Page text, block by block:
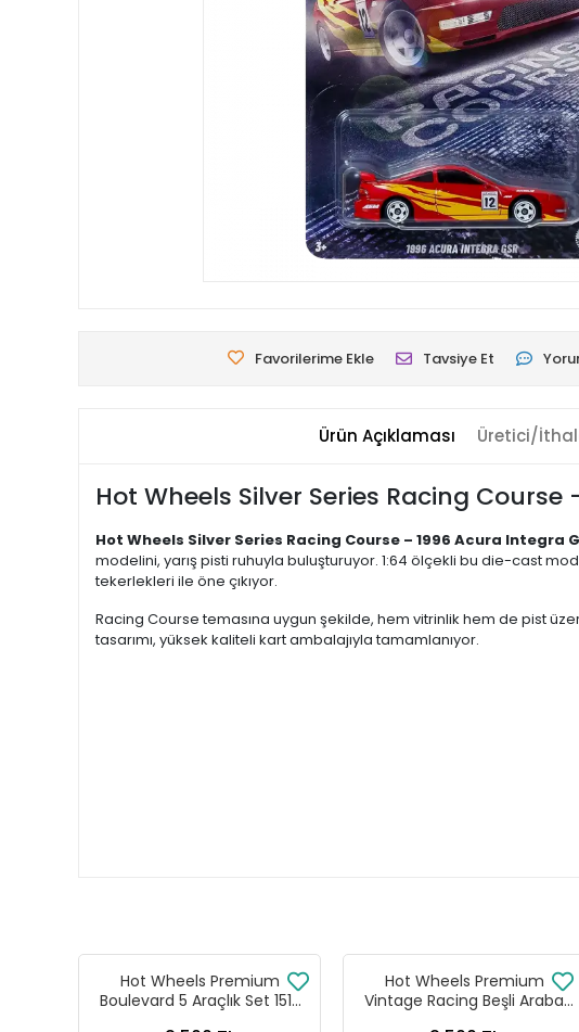
Favorilerime Ekle Tavsiye Et
Ürün Açıklaması Üretici/
Hot Wheels Silver Series Racing
Hot Wheels Silver Series Racing Course – 1996 Acura Integra
modelini, yarış pisti ruhuyla buluşturuyor. 1:64 ölçekli bu die-cast
tekerlekleri ile öne çıkıyor.
Racing Course temasına uygun şekilde, hem vitrinlik hem de pist
tasarımı, yüksek kaliteli kart ambalajıyla tamamlanıyor.
Hot Wheels Premium
Boulevard 5 Araçlık Set 151-
Hot Wheels Premium
Vintage Racing Beşli Araba